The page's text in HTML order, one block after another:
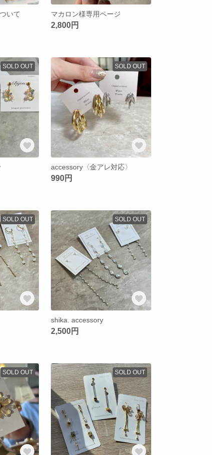
いて マカロン様専用ページ
2,800円
SOLD OUT SOLD OUT
accessory〈金アレ対応〉
990円
SOLD OUT SOLD OUT
shika. accessory
2,500円
SOLD OUT SOLD OUT